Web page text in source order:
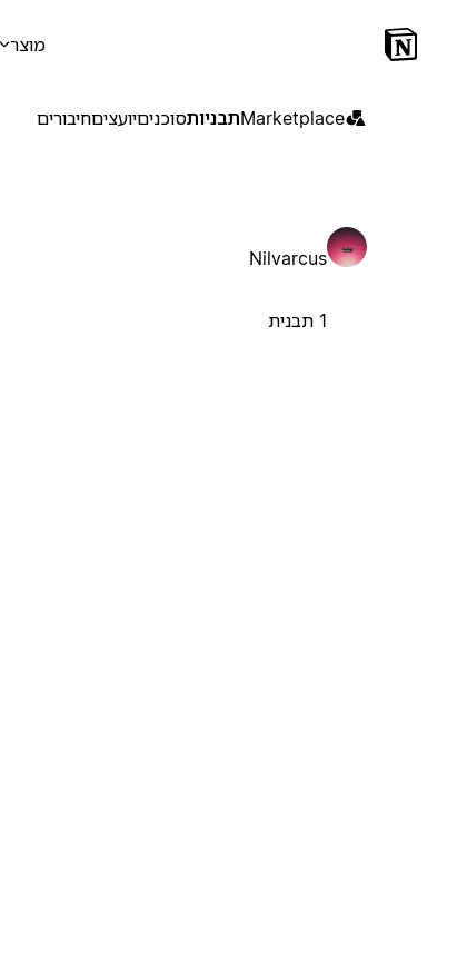
מוצר
Marketplaceתבניותסוכניםיועציםחיבורים
Nilvarcus
1 תבנית